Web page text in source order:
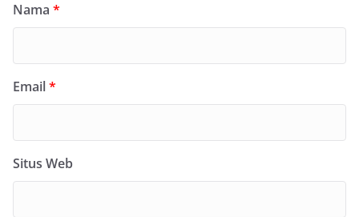
Nama *
Email*
Situs Web